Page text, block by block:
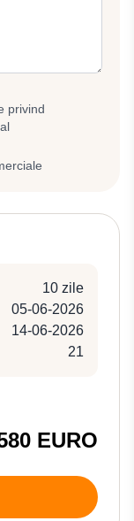
privind
10 zile
05-06-2026
14-06-2026
21
EURO